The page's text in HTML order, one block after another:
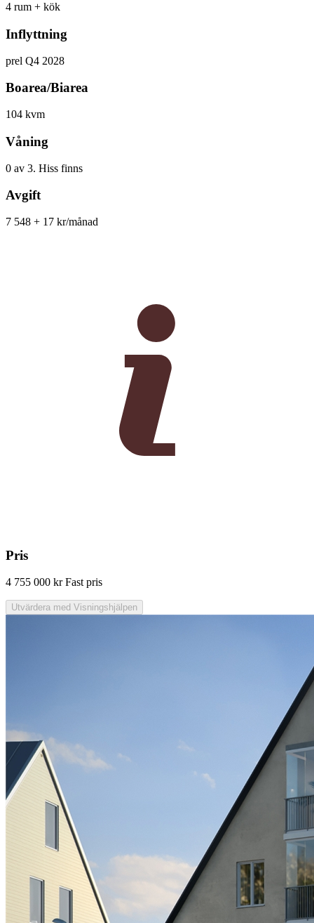
4 rum + kök
Inflyttning
prel Q4 2028
Boarea/Biarea
104 kvm
Våning
0 av 3. Hiss finns
Avgift
7 548 + 17 kr/månad
Pris
4 755 000 kr Fast pris
Utvärdera med Visningshjälpen